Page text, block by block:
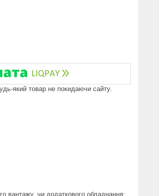
який товар не покидаючи сайту.
вантажу, чи додаткового обладнання: